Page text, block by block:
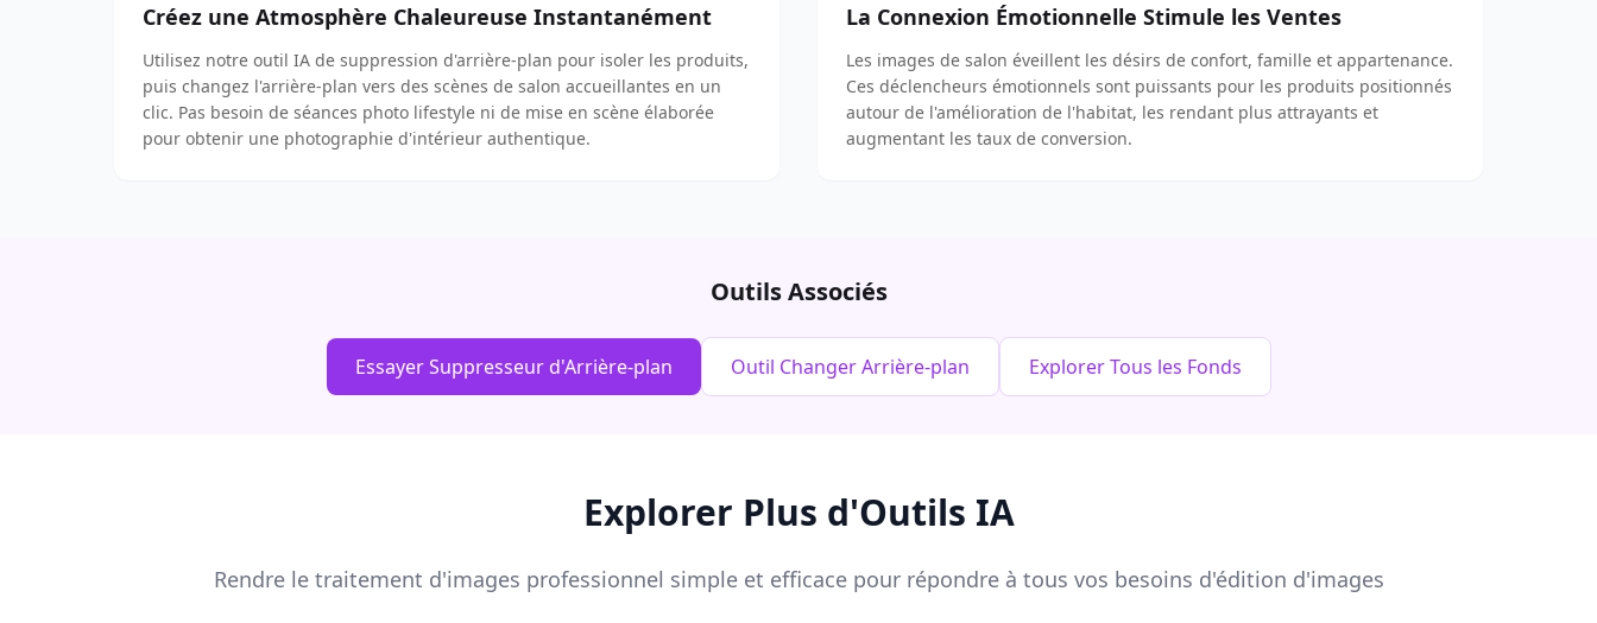
Créez une Atmosphère Chaleureuse Instantanément
Utilisez notre outil IA de suppression d'arrière-plan pour isoler les produits,
puis changez l'arrière-plan vers des scènes de salon accueillantes en un
clic. Pas besoin de séances photo lifestyle ni de mise en scène élaborée
pour obtenir une photographie d'intérieur authentique.
La Connexion Émotionnelle Stimule les Ventes
Les images de salon éveillent les désirs de confort, famille et appartenance.
Ces déclencheurs émotionnels sont puissants pour les produits positionnés
autour de l'amélioration de l'habitat, les rendant plus attrayants et
augmentant les taux de conversion.
Outils Associés
Essayer Suppresseur d'Arrière-plan Outil Changer Arrière-plan Explorer Tous les Fonds
Explorer Plus d'Outils IA
Rendre le traitement d'images professionnel simple et efficace pour répondre à tous vos besoins d'édition d'images